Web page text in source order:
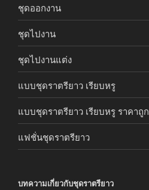
ชุดออกงาน
ชุดไปงาน
ชุดไปงานแต่ง
แบบชุดราตรียาว เรียบหรู
แบบชุดราตรียาว เรียบหรู ราคาถูก
แฟชั่นชุดราตรียาว
บทความเกี่ยวกับชุดราตรียาว